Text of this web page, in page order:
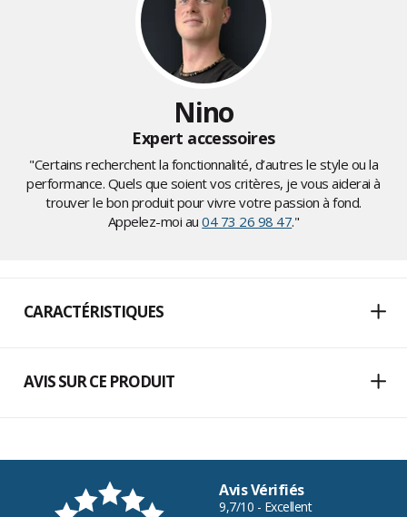
Nino
Expert accessoires
"Certains recherchent la fonctionnalité, d’autres le style ou la
performance. Quels que soient vos critères, je vous aiderai à
trouver le bon produit pour vivre votre passion à fond.
Appelez-moi au04 73 26 98 47."
CARACTÉRISTIQUES
AVIS SUR CE PRODUIT
Avis Vérifiés
9,7/10 - Excellent